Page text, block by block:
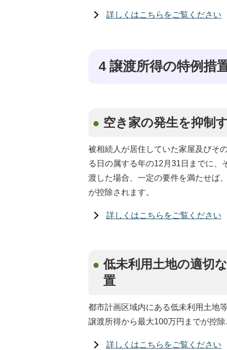
詳しくはこちらをご覧ください
4 譲渡所得の特例措
空き家の発生を抑制
被相続人が居住していた家屋及びそ
る日の属する年の12月31日までに、
渡した場合、一定の要件を満たせば
が控除されます。
詳しくはこちらをご覧ください
低未利用土地の適切
置
都市計画区域内にある低未利用土地
譲渡所得から最大100万円までが控除
詳しくはこちらをご覧ください